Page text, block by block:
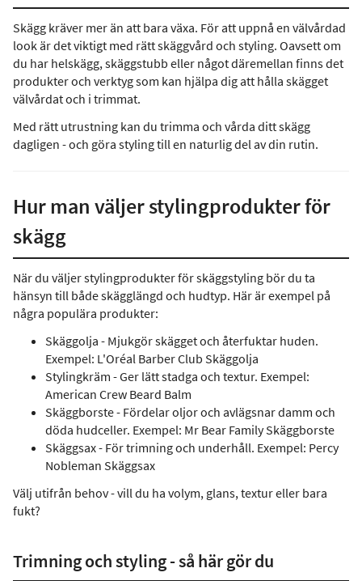
Skägg kräver mer än att bara växa. För att uppnå en välvårdad
look är det viktigt med rätt skäggvård och styling. Oavsett om
du har helskägg, skäggstubb eller något däremellan finns det
produkter och verktyg som kan hjälpa dig att hålla skägget
välvårdat och i trimmat.
Med rätt utrustning kan du trimma och vårda ditt skägg
dagligen - och göra styling till en naturlig del av din rutin.
Hur man väljer stylingprodukter för
skägg
När du väljer stylingprodukter för skäggstyling bör du ta
hänsyn till både skägglängd och hudtyp. Här är exempel på
några populära produkter:
Skäggolja - Mjukgör skägget och återfuktar huden.
Exempel: L'Oréal Barber Club Skäggolja
Stylingkräm - Ger lätt stadga och textur. Exempel:
American Crew Beard Balm
Skäggborste - Fördelar oljor och avlägsnar damm och
döda hudceller. Exempel: Mr Bear Family Skäggborste
Skäggsax - För trimning och underhåll. Exempel: Percy
Nobleman Skäggsax
Välj utifrån behov - vill du ha volym, glans, textur eller bara
fukt?
Trimning och styling - så här gör du